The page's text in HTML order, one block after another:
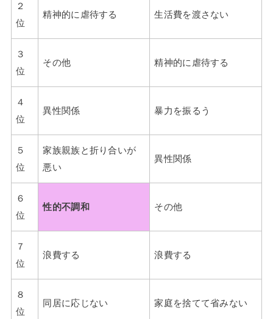
２
位
精神的に虐待する 生活費を渡さない
３
位
その他 精神的に虐待する
４
位
異性関係 暴力を振るう
５
位
家族親族と折り合いが
悪い
異性関係
６
位
性的不調和 その他
７
位
浪費する 浪費する
８
位
同居に応じない 家庭を捨てて省みない